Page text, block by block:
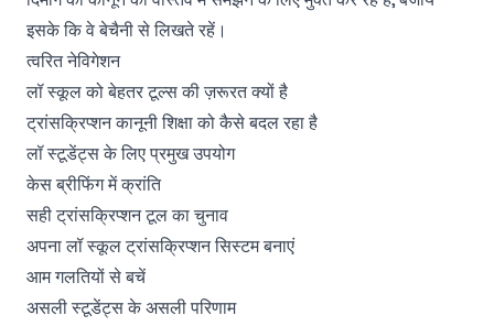
इसके कि वे बेचैनी से लिखते रहें।
त्वरित नेविगेशन
लॉ स्कूल को बेहतर टूल्स की ज़रूरत क्यों है
ट्रांसक्रिप्शन कानूनी शिक्षा को कैसे बदल रहा है
लॉ स्टूडेंट्स के लिए प्रमुख उपयोग
केस ब्रीफिंग में क्रांति
सही ट्रांसक्रिप्शन टूल का चुनाव
अपना लॉ स्कूल ट्रांसक्रिप्शन सिस्टम बनाएं
आम गलतियों से बचें
असली स्टूडेंट्स के असली परिणाम